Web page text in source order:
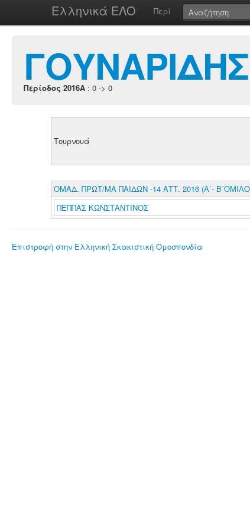
Ελληνικά ΕΛΟ Περί
Περίοδος 2016A : 0 -> 0
Τουρνουά
ΟΜΑΔ. ΠΡΩΤ/ΜΑ ΠΑΙΔΩΝ -14 ΑΤΤ. 2016 (Α΄-
ΠΕΠΠΑΣ ΚΩΝΣΤΑΝΤΙΝΟΣ
Επιστροφή στην Ελληνική Σκακιστική Ομοσπονδία